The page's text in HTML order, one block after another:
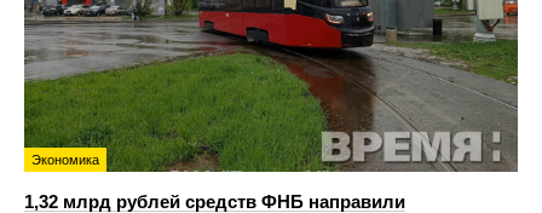
Экономика
1,32 млрд рублей средств ФНБ направили